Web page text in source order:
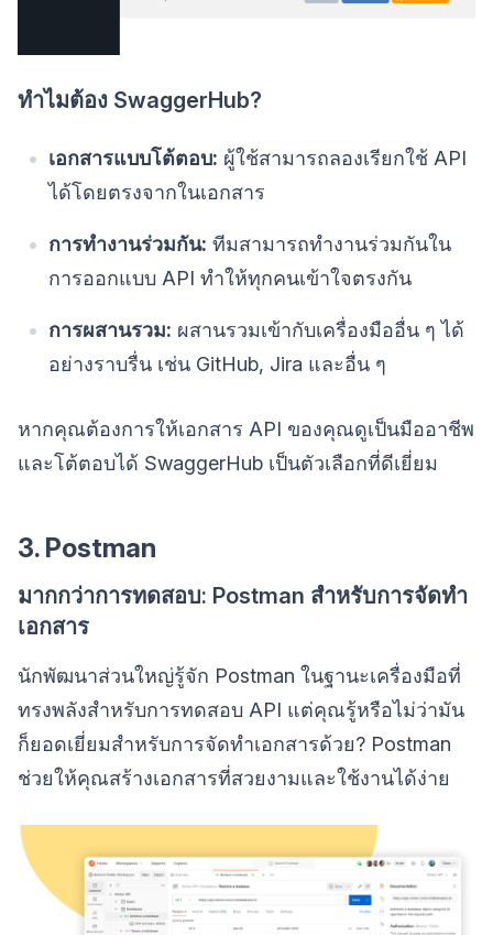
ทำไมต้อง SwaggerHub?
เอกสารแบบโต้ตอบ: ผู้ใช้สามารถลองเรียกใช้ API
ได้โดยตรงจากในเอกสาร
การทำงานร่วมกัน: ทีมสามารถทำงานร่วมกันใน
การออกแบบ API ทำให้ทุกคนเข้าใจตรงกัน
การผสานรวม: ผสานรวมเข้ากับเครื่องมืออื่น ๆ ได้
อย่างราบรื่น เช่น GitHub, Jira และอื่น ๆ
หากคุณต้องการให้เอกสาร API ของคุณดูเป็นมืออาชีพ
และโต้ตอบได้ SwaggerHub เป็นตัวเลือกที่ดีเยี่ยม
3. Postman
มากกว่าการทดสอบ: Postman สำหรับการจัดทำ
เอกสาร
นักพัฒนาส่วนใหญ่รู้จัก Postman ในฐานะเครื่องมือที่
ทรงพลังสำหรับการทดสอบ API แต่คุณรู้หรือไม่ว่ามัน
ก็ยอดเยี่ยมสำหรับการจัดทำเอกสารด้วย? Postman
ช่วยให้คุณสร้างเอกสารที่สวยงามและใช้งานได้ง่าย